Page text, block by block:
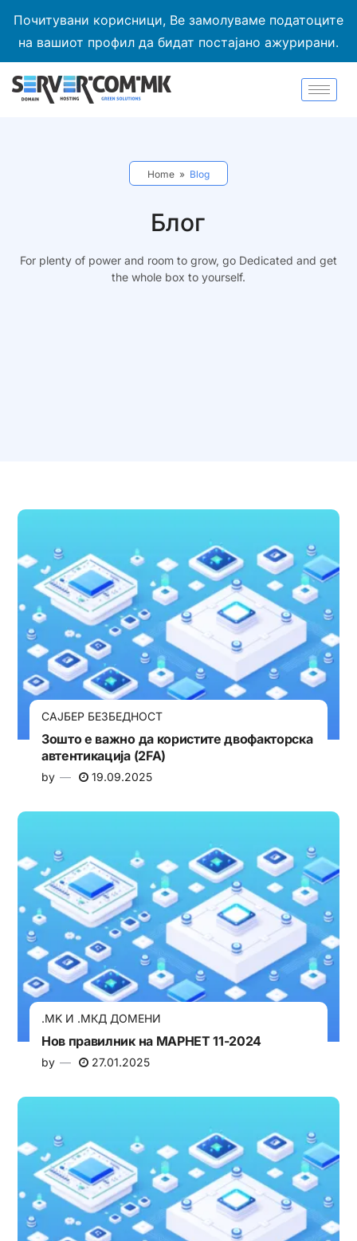
Почитувани корисници, Ве замолуваме податоците
на вашиот профил да бидат постајано ажурирани.
Home » Blog
Блог
For plenty of power and room to grow, go Dedicated and get
the whole box to yourself.
САЈБЕР БЕЗБЕДНОСТ
Зошто е важно да користите двофакторска
автентикација (2FA)
by 19.09.2025
.MK И .МКД ДОМЕНИ
Нов правилник на МАРНЕТ 11-2024
by 27.01.2025